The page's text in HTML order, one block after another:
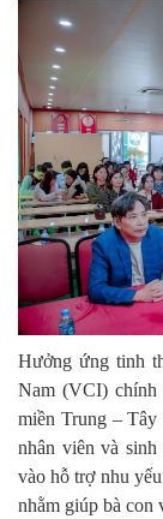
Hưởng ứng tinh
Nam (VCI) chính
miền Trung – Tây
nhân viên và
vào hỗ trợ nhu
nhằm giúp bà con